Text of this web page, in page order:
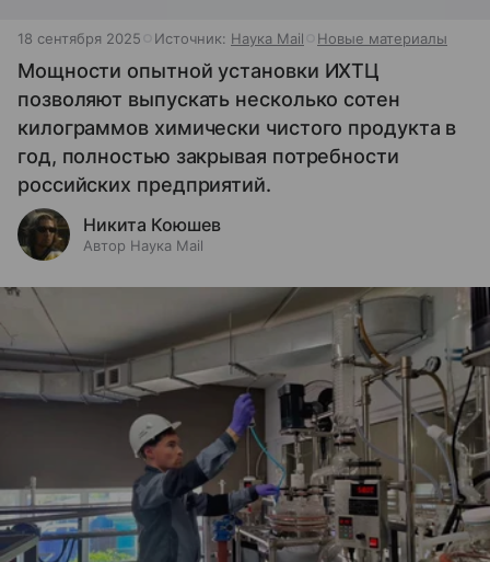
18 сентября 2025 Источник: Наука Mail Новые материалы
Мощности опытной установки ИХТЦ
позволяют выпускать несколько сотен
килограммов химически чистого продукта в
год, полностью закрывая потребности
российских предприятий.
Никита Коюшев
Автор Наука Mail